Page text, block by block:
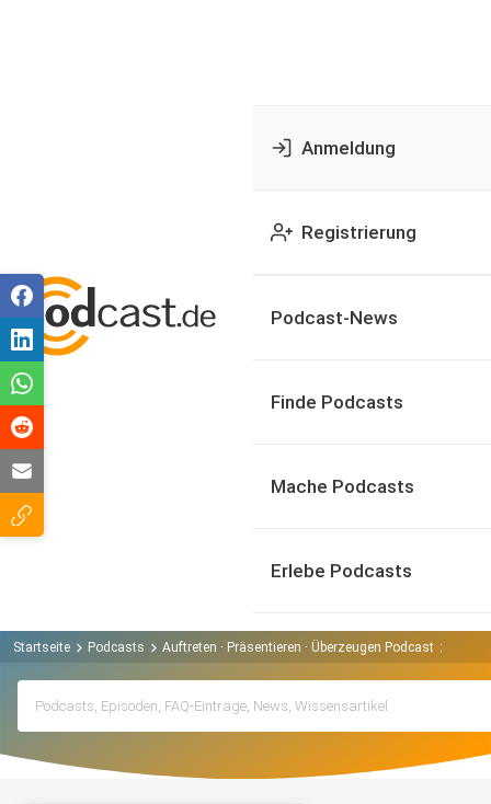
Anmeldung
Registrierung
Podcast-News
Finde Podcasts
Mache Podcasts
Erlebe Podcasts
Startseite Podcasts Auftreten · Präsentieren · Überzeugen Podcast